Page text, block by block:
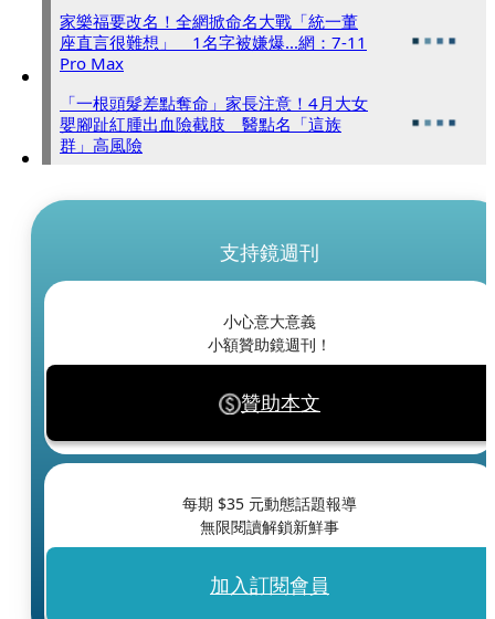
家樂福要改名！全網掀命名大戰「統一董
座直言很難想」 1名字被嫌爆...網：7-11
Pro Max
「一根頭髮差點奪命」家長注意！4月大女
嬰腳趾紅腫出血險截肢 醫點名「這族
群」高風險
支持鏡週刊
小心意大意義
小額贊助鏡週刊！
贊助本文
每期 $35 元動態話題報導
無限閱讀解鎖新鮮事
加入訂閱會員